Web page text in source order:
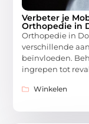
Verbeter je
Orthopedie in
Orthopedie in
verschillende
beïnvloeden.
ingrepen tot
Winkelen